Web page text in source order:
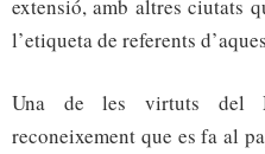
extensió, amb altres ciutats
l’etiqueta de referents
Una de les virtuts del
reconeixement que es fa al